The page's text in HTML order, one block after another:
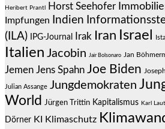
Heribert Prantl Horst Seehofer
Impfungen Indien
(ILA)
IPG-Journal Irak Iran Israel
Italien Jacobin Jair Bolsonaro Jan
Jemen Jens Spahn Joe Biden
Julian Assange Jungdemokraten
World
Jürgen Trittin Kapitalismus Karl
Dörner KI Klimaschutz